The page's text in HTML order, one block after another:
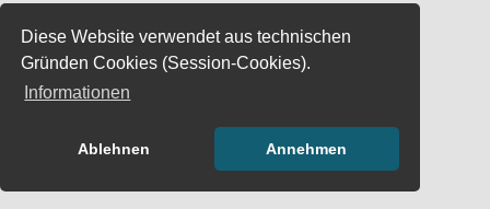
Diese Website verwendet aus technischen
Gründen Cookies (Session-Cookies).
Informationen
Ablehnen Annehmen